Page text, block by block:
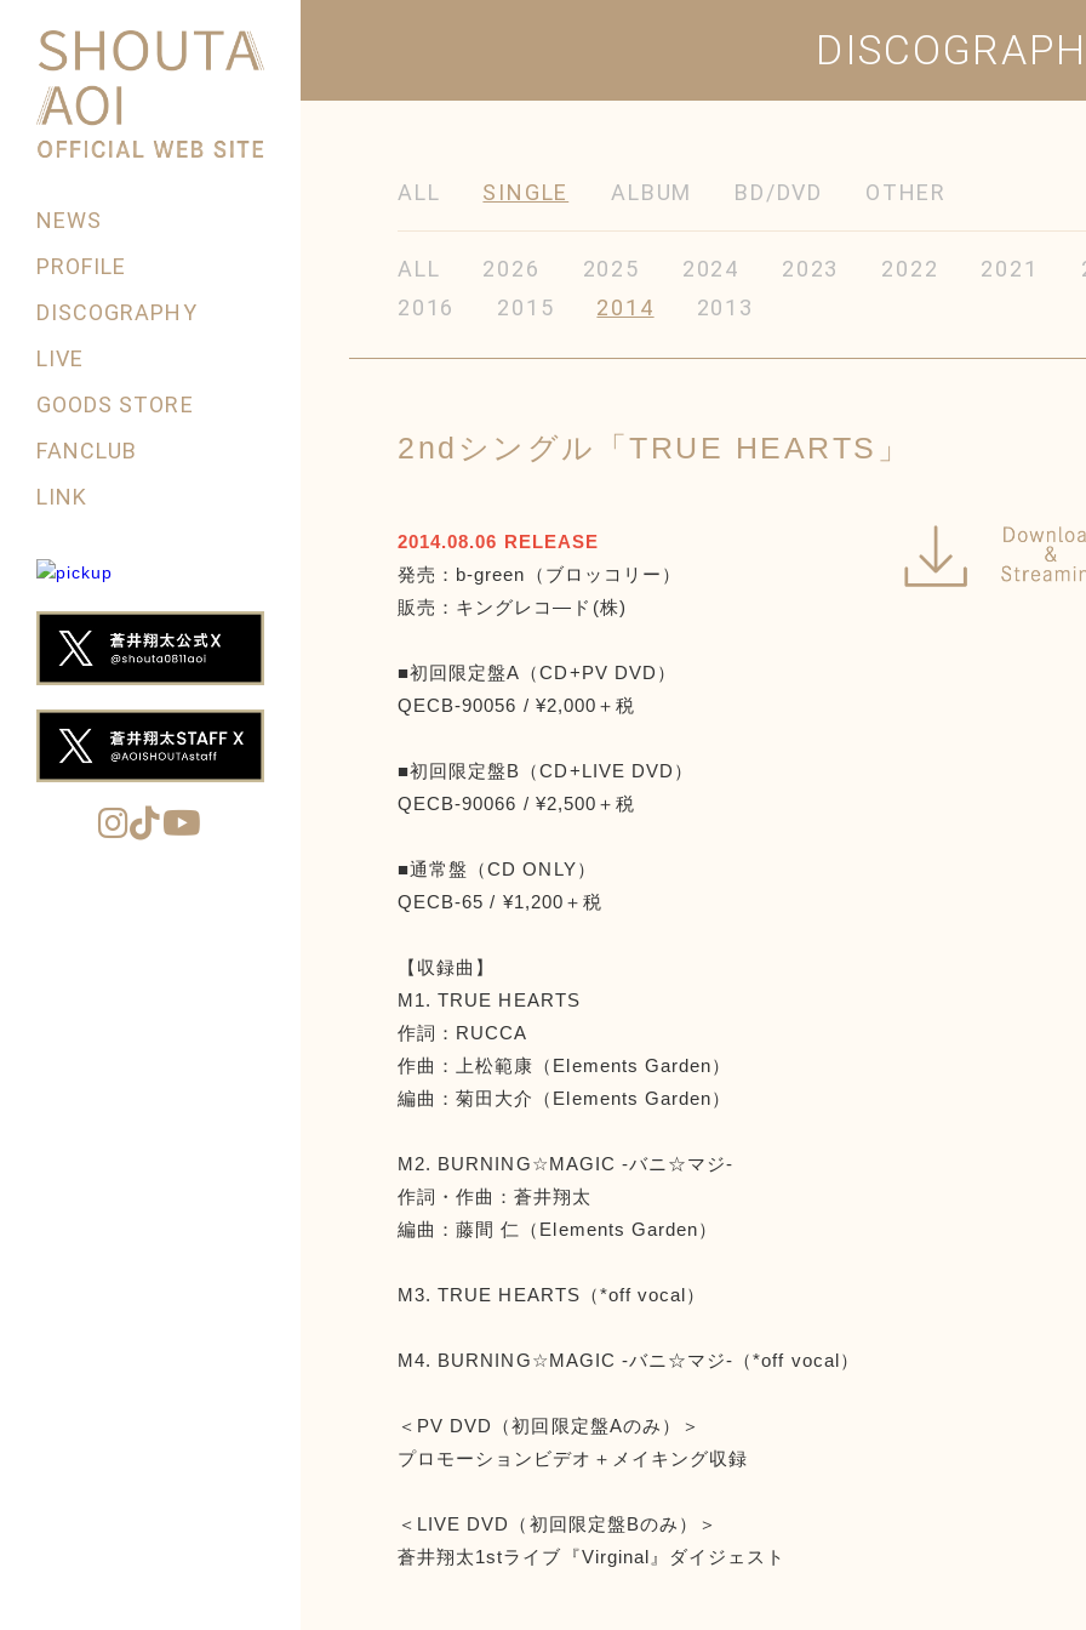
NEWS
PROFILE
DISCOGRAPHY
LIVE
GOODS STORE
FANCLUB
LINK
ALL SINGLE ALBUM BD/DVD OTHER
ALL 2026 2025 2024 2023 2022 2021
2016
2015 2014 2013
2ndシングル「TRUE HEARTS」
2014.08.06 RELEASE
発売：b-green（ブロッコリー）
販売：キングレコ―ド(株)
■初回限定盤A（CD+PV DVD）
QECB-90056 / ¥2,000＋税
■初回限定盤B（CD+LIVE DVD）
QECB-90066 / ¥2,500＋税
■通常盤（CD ONLY）
QECB-65 / ¥1,200＋税
【収録曲】
M1. TRUE HEARTS
作詞：RUCCA
作曲：上松範康（Elements Garden）
編曲：菊田大介（Elements Garden）
M2. BURNING☆MAGIC -バニ☆マジ-
作詞・作曲：蒼井翔太
編曲：藤間 仁（Elements Garden）
M3. TRUE HEARTS（*off vocal）
M4. BURNING☆MAGIC -バニ☆マジ-（*off vocal）
＜PV DVD（初回限定盤Aのみ）＞
プロモーションビデオ＋メイキング収録
＜LIVE DVD（初回限定盤Bのみ）＞
蒼井翔太1stライブ『Virginal』ダイジェスト